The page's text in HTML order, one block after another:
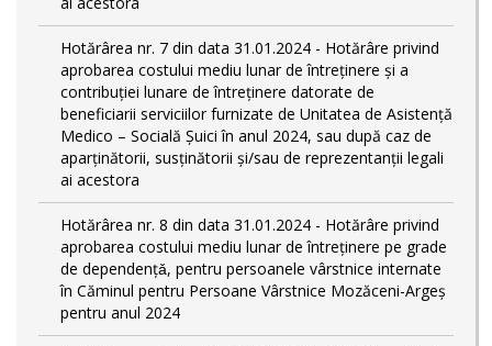
Hotărârea nr. 7 din data 31.01.2024 - Hotărâre privind
aprobarea costului mediu lunar de întreținere și a
contribuției lunare de întreținere datorate de
beneficiarii serviciilor furnizate de Unitatea de Asistență
Medico – Socială Șuici în anul 2024, sau după caz de
aparținătorii, susținătorii și/sau de reprezentanții legali
ai acestora
Hotărârea nr. 8 din data 31.01.2024 - Hotărâre privind
aprobarea costului mediu lunar de întreţinere pe grade
de dependențǎ, pentru persoanele vârstnice internate
în Căminul pentru Persoane Vârstnice Mozăceni-Argeș
pentru anul 2024